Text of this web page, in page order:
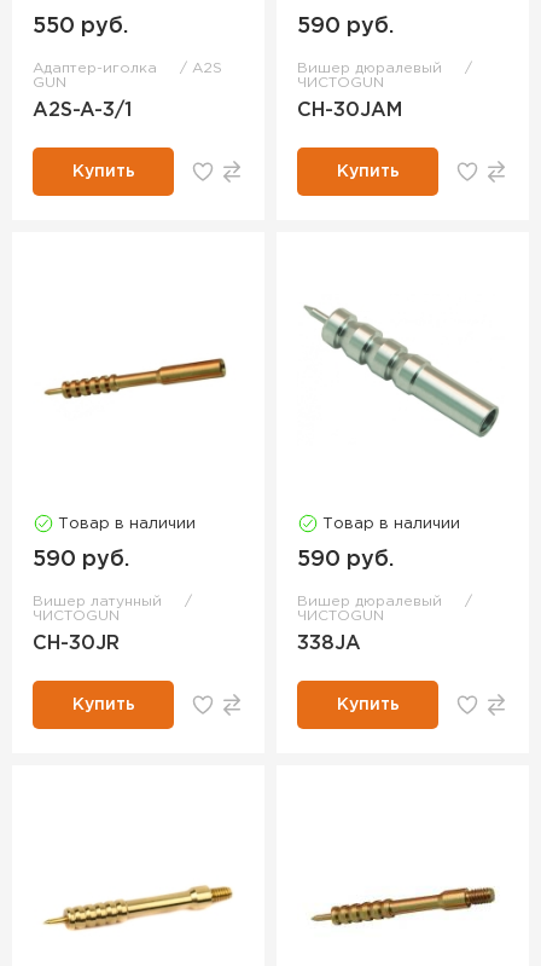
550 руб.
Адаптер-иголка
A2S
GUN
A2S-A-3/1
Купить
590 руб.
Вишер дюралевый
ЧИСТОGUN
CH-30JAM
Купить
Товар в наличии
590 руб.
Вишер латунный
ЧИСТОGUN
CH-30JR
Купить
Товар в наличии
590 руб.
Вишер дюралевый
ЧИСТОGUN
338JA
Купить